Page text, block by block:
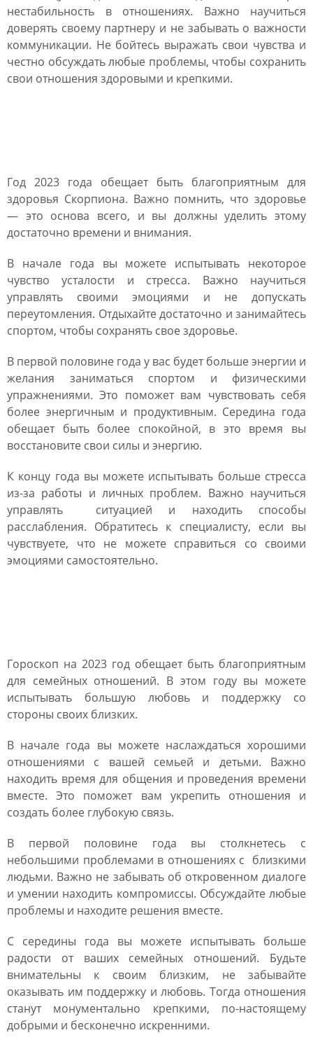
нестабильность в отношениях. Важно научиться
доверять своему партнеру и не забывать о важности
коммуникации. Не бойтесь выражать свои чувства и
честно обсуждать любые проблемы, чтобы сохранить
свои отношения здоровыми и крепкими.
Год 2023 года обещает быть благоприятным для
здоровья Скорпиона. Важно помнить, что здоровье
— это основа всего, и вы должны уделить этому
достаточно времени и внимания.
В начале года вы можете испытывать некоторое
чувство усталости и стресса. Важно научиться
управлять своими эмоциями и не допускать
переутомления. Отдыхайте достаточно и занимайтесь
спортом, чтобы сохранять свое здоровье.
В первой половине года у вас будет больше энергии и
желания заниматься спортом и физическими
упражнениями. Это поможет вам чувствовать себя
более энергичным и продуктивным. Середина года
обещает быть более спокойной, в это время вы
восстановите свои силы и энергию.
К концу года вы можете испытывать больше стресса
из-за работы и личных проблем. Важно научиться
управлять ситуацией и находить способы
расслабления. Обратитесь к специалисту, если вы
чувствуете, что не можете справиться со своими
эмоциями самостоятельно.
Гороскоп на 2023 год обещает быть благоприятным
для семейных отношений. В этом году вы можете
испытывать большую любовь и поддержку со
стороны своих близких.
В начале года вы можете наслаждаться хорошими
отношениями с вашей семьей и детьми. Важно
находить время для общения и проведения времени
вместе. Это поможет вам укрепить отношения и
создать более глубокую связь.
В первой половине года вы столкнетесь с
небольшими проблемами в отношениях с близкими
людьми. Важно не забывать об откровенном диалоге
и умении находить компромиссы. Обсуждайте любые
проблемы и находите решения вместе.
С середины года вы можете испытывать больше
радости от ваших семейных отношений. Будьте
внимательны к своим близким, не забывайте
оказывать им поддержку и любовь. Тогда отношения
станут монументально крепкими, по-настоящему
добрыми и бесконечно искренними.